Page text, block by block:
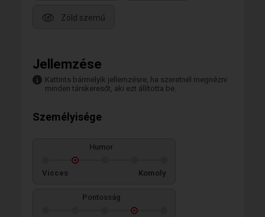
Zöld szemű
Jellemzése
Kattints bármelyik jellemzésre, ha szeretnél megnézni
minden társkeresőt, aki ezt állította be.
Személyisége
Humor
Vicces Komoly
Pontosság